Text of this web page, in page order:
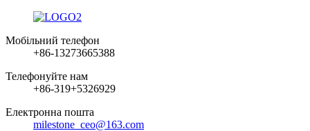
Мобільний телефон
+86-13273665388
Телефонуйте нам
+86-319+5326929
Електронна пошта
milestone_ceo@163.com